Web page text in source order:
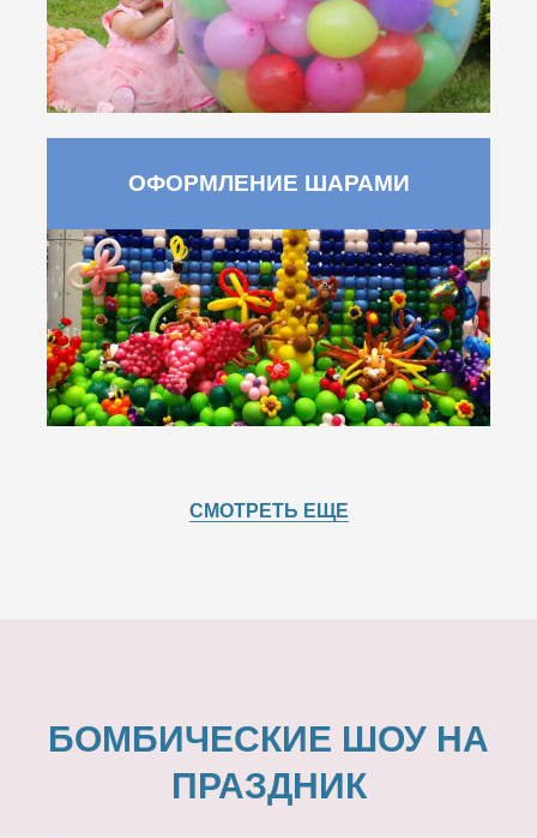
ОФОРМЛЕНИЕ ШАРАМИ
СМОТРЕТЬ ЕЩЕ
БОМБИЧЕСКИЕ ШОУ НА
ПРАЗДНИК